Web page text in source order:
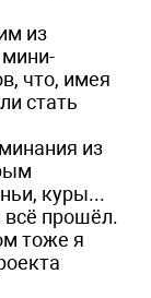
из
мини-
что, имея
стать
из
куры...
прошёл.
тоже я